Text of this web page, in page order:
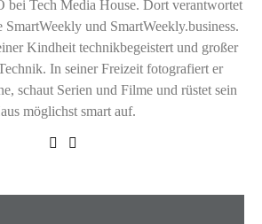
bei Tech Media House. Dort verantwortet
SmartWeekly und SmartWeekly.business.
Kindheit technikbegeistert und großer
In seiner Freizeit fotografiert er
schaut Serien und Filme und rüstet sein
möglichst smart auf.